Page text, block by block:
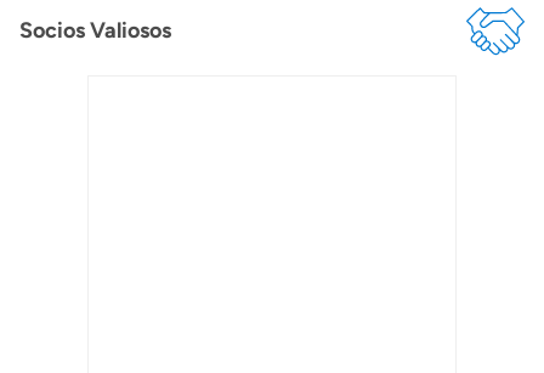
Socios Valiosos